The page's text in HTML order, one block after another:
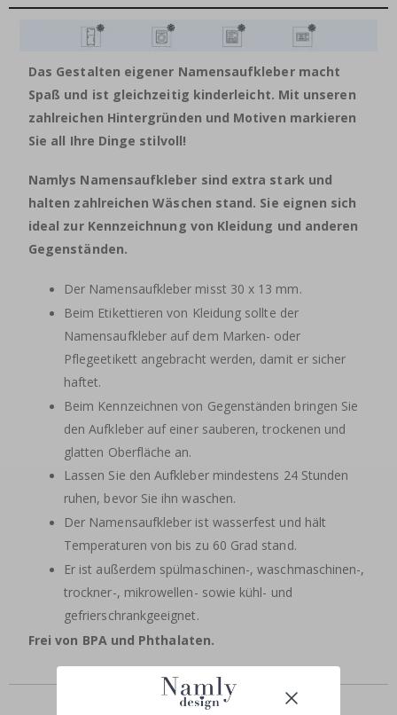
Das Gestalten eigener Namensaufkleber macht
Spaß und ist gleichzeitig kinderleicht. Mit unseren
zahlreichen Hintergründen und Motiven markieren
Sie all Ihre Dinge stilvoll!
Namlys Namensaufkleber sind extra stark und
halten zahlreichen Wäschen stand. Sie eignen sich
ideal zur Kennzeichnung von Kleidung und anderen
Gegenständen.
Der Namensaufkleber misst 30 x 13 mm.
Beim Etikettieren von Kleidung sollte der
Namensaufkleber auf dem Marken- oder
Pflegeetikett angebracht werden, damit er sicher
haftet.
Beim Kennzeichnen von Gegenständen bringen Sie
den Aufkleber auf einer sauberen, trockenen und
glatten Oberfläche an.
Lassen Sie den Aufkleber mindestens 24 Stunden
ruhen, bevor Sie ihn waschen.
Der Namensaufkleber ist wasserfest und hält
Temperaturen von bis zu 60 Grad stand.
Er ist außerdem spülmaschinen-, waschmaschinen-,
trockner-, mikrowellen- sowie kühl- und
gefrierschrankgeeignet.
Frei von BPA und Phthalaten.
Andere kauften auch